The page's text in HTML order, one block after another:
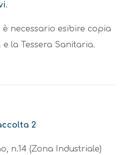
.
necessario esibire copia
e la Tessera Sanitaria.
2
n.14 (Zona Industriale)